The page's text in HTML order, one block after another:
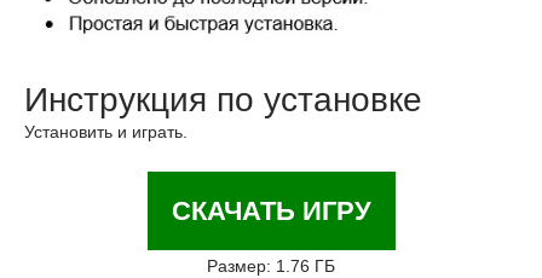
Инструкция по установке
Установить и играть.
СКАЧАТЬ ИГРУ
Размер: 1.76 ГБ